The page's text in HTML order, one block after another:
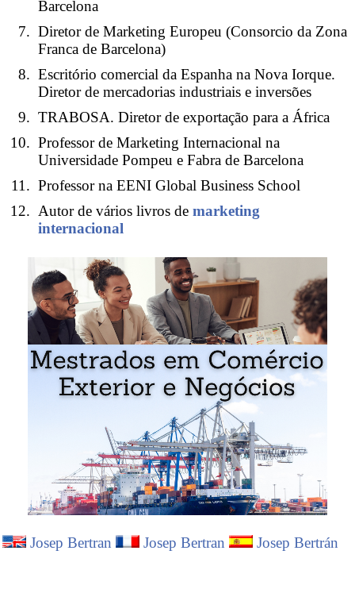
Barcelona
Diretor de Marketing Europeu (Consorcio da Zona
Franca de Barcelona)
Escritório comercial da Espanha na Nova Iorque.
Diretor de mercadorias industriais e inversões
TRABOSA. Diretor de exportação para a África
Professor de Marketing Internacional na
Universidade Pompeu e Fabra de Barcelona
Professor na EENI Global Business School
Autor de vários livros de marketing
internacional
Josep Bertran Josep Bertran Josep Bertrán